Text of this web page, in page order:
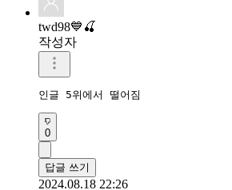
twd98💙🍒
작성자
인글 5위에서 떨어짐
0
답글 쓰기
2024.08.18 22:26